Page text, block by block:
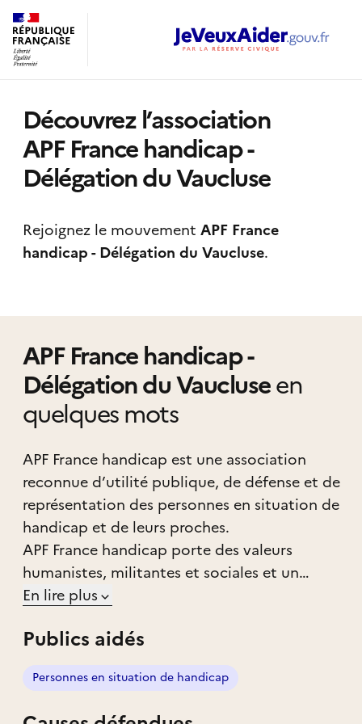
Découvrez l’association
APF France handicap -
Délégation du Vaucluse
Rejoignez le mouvement APF France
handicap - Délégation du Vaucluse.
APF France handicap -
Délégation du Vaucluseen
quelques mots
APF France handicap est une association
reconnue d’utilité publique, de défense et de
représentation des personnes en situation de
handicap et de leurs proches.
APF France handicap porte des valeurs
humanistes, militantes et sociales et un
projet d’intérêt général, celui d’une société
L’association agit contre les discriminations
et pour l’égalité des droits, la citoyenneté, la
participation sociale et le libre choix du
En lire plus
Publics aidés
Personnes en situation de handicap